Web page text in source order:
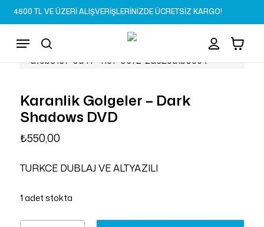
Skip
to
content
4500 TL VE ÜZERİ ALIŞVERİŞLERİNİZDE ÜCRETSİZ KARGO!
search
Menu Sepet Close
Cart
Karanlik Golgeler – Dark
Shadows DVD
₺550,00
TURKCE DUBLAJ VE ALTYAZILI
1 adet stokta